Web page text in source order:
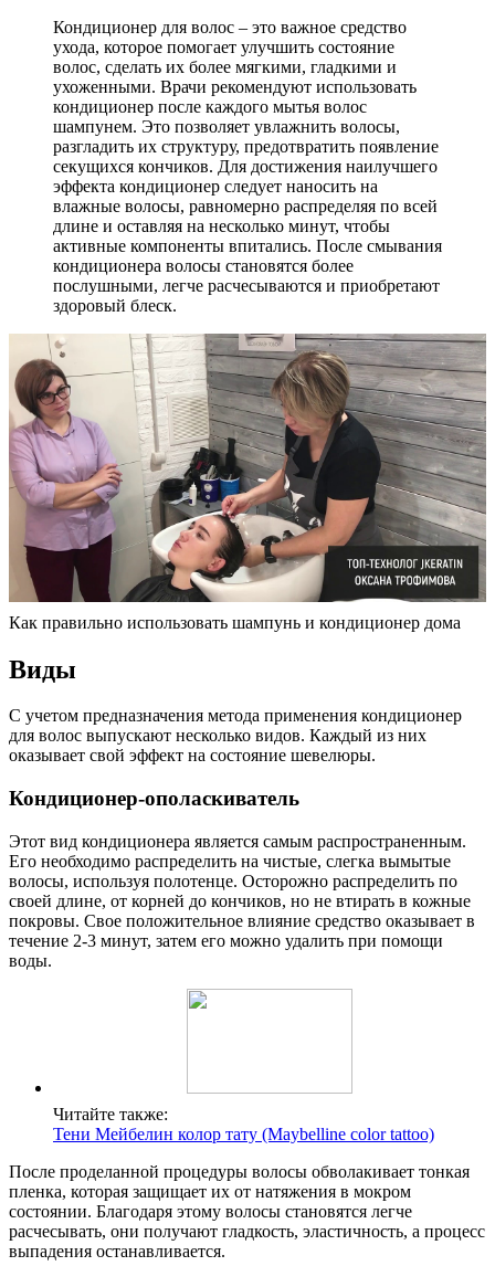
Кондиционер для волос – это важное средство
ухода, которое помогает улучшить состояние
волос, сделать их более мягкими, гладкими и
ухоженными. Врачи рекомендуют использовать
кондиционер после каждого мытья волос
шампунем. Это позволяет увлажнить волосы,
разгладить их структуру, предотвратить появление
секущихся кончиков. Для достижения наилучшего
эффекта кондиционер следует наносить на
влажные волосы, равномерно распределяя по всей
длине и оставляя на несколько минут, чтобы
активные компоненты впитались. После смывания
кондиционера волосы становятся более
послушными, легче расчесываются и приобретают
здоровый блеск.
Как правильно использовать шампунь и кондиционер дома
Виды
С учетом предназначения метода применения кондиционер
для волос выпускают несколько видов. Каждый из них
оказывает свой эффект на состояние шевелюры.
Кондиционер-ополаскиватель
Этот вид кондиционера является самым распространенным.
Его необходимо распределить на чистые, слегка вымытые
волосы, используя полотенце. Осторожно распределить по
своей длине, от корней до кончиков, но не втирать в кожные
покровы. Свое положительное влияние средство оказывает в
течение 2-3 минут, затем его можно удалить при помощи
воды.
Читайте также:
Тени Мейбелин колор тату (Maybelline color tattoo)
После проделанной процедуры волосы обволакивает тонкая
пленка, которая защищает их от натяжения в мокром
состоянии. Благодаря этому волосы становятся легче
расчесывать, они получают гладкость, эластичность, а процесс
выпадения останавливается.